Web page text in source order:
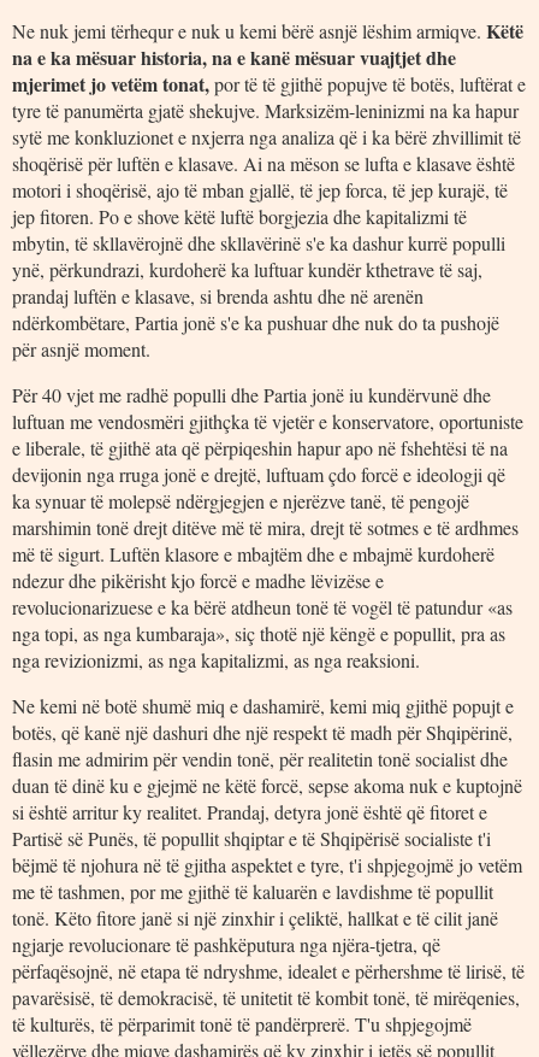
Ne nuk jemi tërhequr e nuk u kemi bërë asnjë lëshim armiqve. Këtë
na e ka mësuar historia, na e kanë mësuar vuajtjet dhe
mjerimet jo vetëm tonat,por të të gjithë popujve të botës, luftërat e
tyre të panumërta gjatë shekujve. Marksizëm-leninizmi na ka hapur
sytë me konkluzionet e nxjerra nga analiza që i ka bërë zhvillimit të
shoqërisë për luftën e klasave. Ai na mëson se lufta e klasave është
motori i shoqërisë, ajo të mban gjallë, të jep forca, të jep kurajë, të
jep fitoren. Po e shove këtë luftë borgjezia dhe kapitalizmi të
mbytin, të skllavërojnë dhe skllavërinë s'e ka dashur kurrë populli
ynë, përkundrazi, kurdoherë ka luftuar kundër kthetrave të saj,
prandaj luftën e klasave, si brenda ashtu dhe në arenën
ndërkombëtare, Partia jonë s'e ka pushuar dhe nuk do ta pushojë
për asnjë moment.
Për 40 vjet me radhë populli dhe Partia jonë iu kundërvunë dhe
luftuan me vendosmëri gjithçka të vjetër e konservatore, oportuniste
e liberale, të gjithë ata që përpiqeshin hapur apo në fshehtësi të na
devijonin nga rruga jonë e drejtë, luftuam çdo forcë e ideologji që
ka synuar të molepsë ndërgjegjen e njerëzve tanë, të pengojë
marshimin tonë drejt ditëve më të mira, drejt të sotmes e të ardhmes
më të sigurt. Luftën klasore e mbajtëm dhe e mbajmë kurdoherë
ndezur dhe pikërisht kjo forcë e madhe lëvizëse e
revolucionarizuese e ka bërë atdheun tonë të vogël të patundur «as
nga topi, as nga kumbaraja», siç thotë një këngë e popullit, pra as
nga revizionizmi, as nga kapitalizmi, as nga reaksioni.
Ne kemi në botë shumë miq e dashamirë, kemi miq gjithë popujt e
botës, që kanë një dashuri dhe një respekt të madh për Shqipërinë,
flasin me admirim për vendin tonë, për realitetin tonë socialist dhe
duan të dinë ku e gjejmë ne këtë forcë, sepse akoma nuk e kuptojnë
si është arritur ky realitet. Prandaj, detyra jonë është që fitoret e
Partisë së Punës, të popullit shqiptar e të Shqipërisë socialiste t'i
bëjmë të njohura në të gjitha aspektet e tyre, t'i shpjegojmë jo vetëm
me të tashmen, por me gjithë të kaluarën e lavdishme të popullit
tonë. Këto fitore janë si një zinxhir i çeliktë, hallkat e të cilit janë
ngjarje revolucionare të pashkëputura nga njëra-tjetra, që
përfaqësojnë, në etapa të ndryshme, idealet e përhershme të lirisë, të
pavarësisë, të demokracisë, të unitetit të kombit tonë, të mirëqenies,
të kulturës, të përparimit tonë të pandërprerë. T'u shpjegojmë
vëllezërve dhe miqve dashamirës që ky zinxhir i jetës së popullit